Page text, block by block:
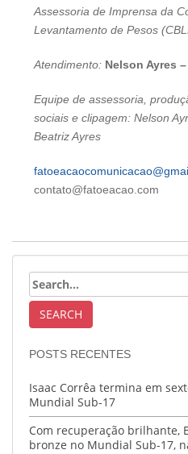
Assessoria de Imprensa da
Levantamento de Pesos
Atendimento: Nelson Ayres –
Equipe de assessoria,
sociais e clipagem: Nelson
Beatriz Ayres
contato@fatoeacao.com
POSTS RECENTES
Isaac Corrêa termina em
Mundial Sub-17
Com recuperação brilhante,
bronze no Mundial Sub-17,